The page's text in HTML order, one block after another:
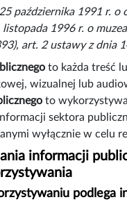
października 1991 r.
listopada 1996 r. o
art. 2 ustawy z dnia
to każda treść
wizualnej lub
to
sektora
wyłącznie w celu
informacji
podlega